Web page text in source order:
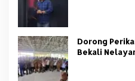
Dorong
Bekali